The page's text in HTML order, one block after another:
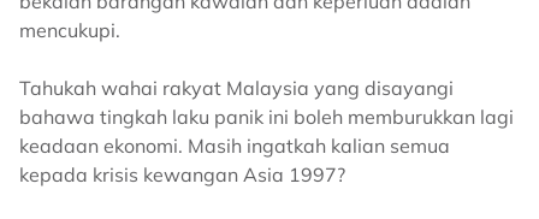
mencukupi.
Tahukah wahai rakyat Malaysia yang disayangi
bahawa tingkah laku panik ini boleh memburukkan lagi
keadaan ekonomi. Masih ingatkah kalian semua
kepada krisis kewangan Asia 1997?